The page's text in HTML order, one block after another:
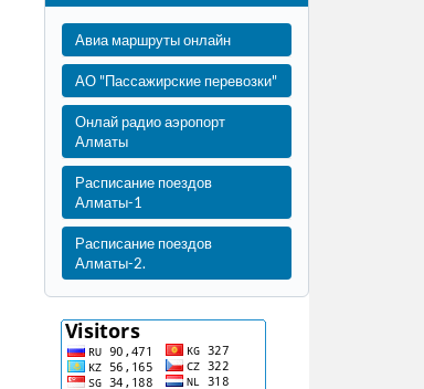
Авиа маршруты онлайн
АО "Пассажирские перевозки"
Онлай радио аэропорт
Алматы
Расписание поездов
Алматы-1
Расписание поездов
Алматы-2.